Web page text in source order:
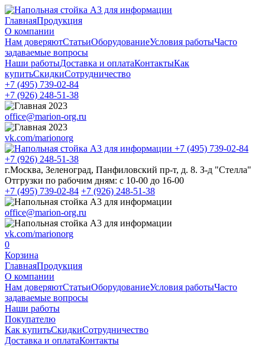
ГлавнаяПродукция
О компании
Нам доверяютСтатьиОборудованиеУсловия работыЧасто
задаваемые вопросы
Наши работыДоставка и оплатаКонтактыКак
купитьСкидкиСотрудничество
+7 (495) 739-02-84
+7 (926) 248-51-38
office@marion-org.ru
vk.com/marionorg
+7 (495) 739-02-84
+7 (926) 248-51-38
г.Москва, Зеленоград, Панфиловский пр-т, д. 8. З-д "Стелла"
Отгрузки по рабочим дням: с 10-00 до 16-00
+7 (495) 739-02-84 +7 (926) 248-51-38
office@marion-org.ru
vk.com/marionorg
0
Корзина
ГлавнаяПродукция
О компании
Нам доверяютСтатьиОборудованиеУсловия работыЧасто
задаваемые вопросы
Наши работы
Покупателю
Как купитьСкидкиСотрудничество
Доставка и оплатаКонтакты